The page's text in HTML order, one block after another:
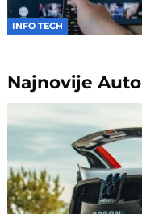
INFO TECH
NajnovijeAuto